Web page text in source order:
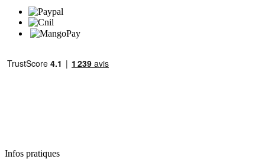
Infos pratiques